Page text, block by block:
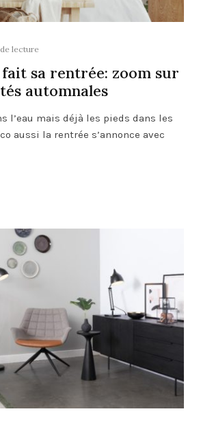
lecture
sa rentrée: zoom sur
automnales
l’eau mais déjà les pieds dans les
aussi la rentrée s’annonce avec